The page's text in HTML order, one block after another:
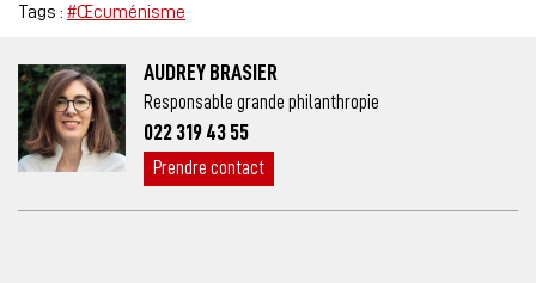
Tags : #Œcuménisme
AUDREY BRASIER
Responsable grande philanthropie
022 319 43 55
Prendre contact